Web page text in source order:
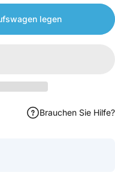
legen
Brauchen Sie Hilfe?